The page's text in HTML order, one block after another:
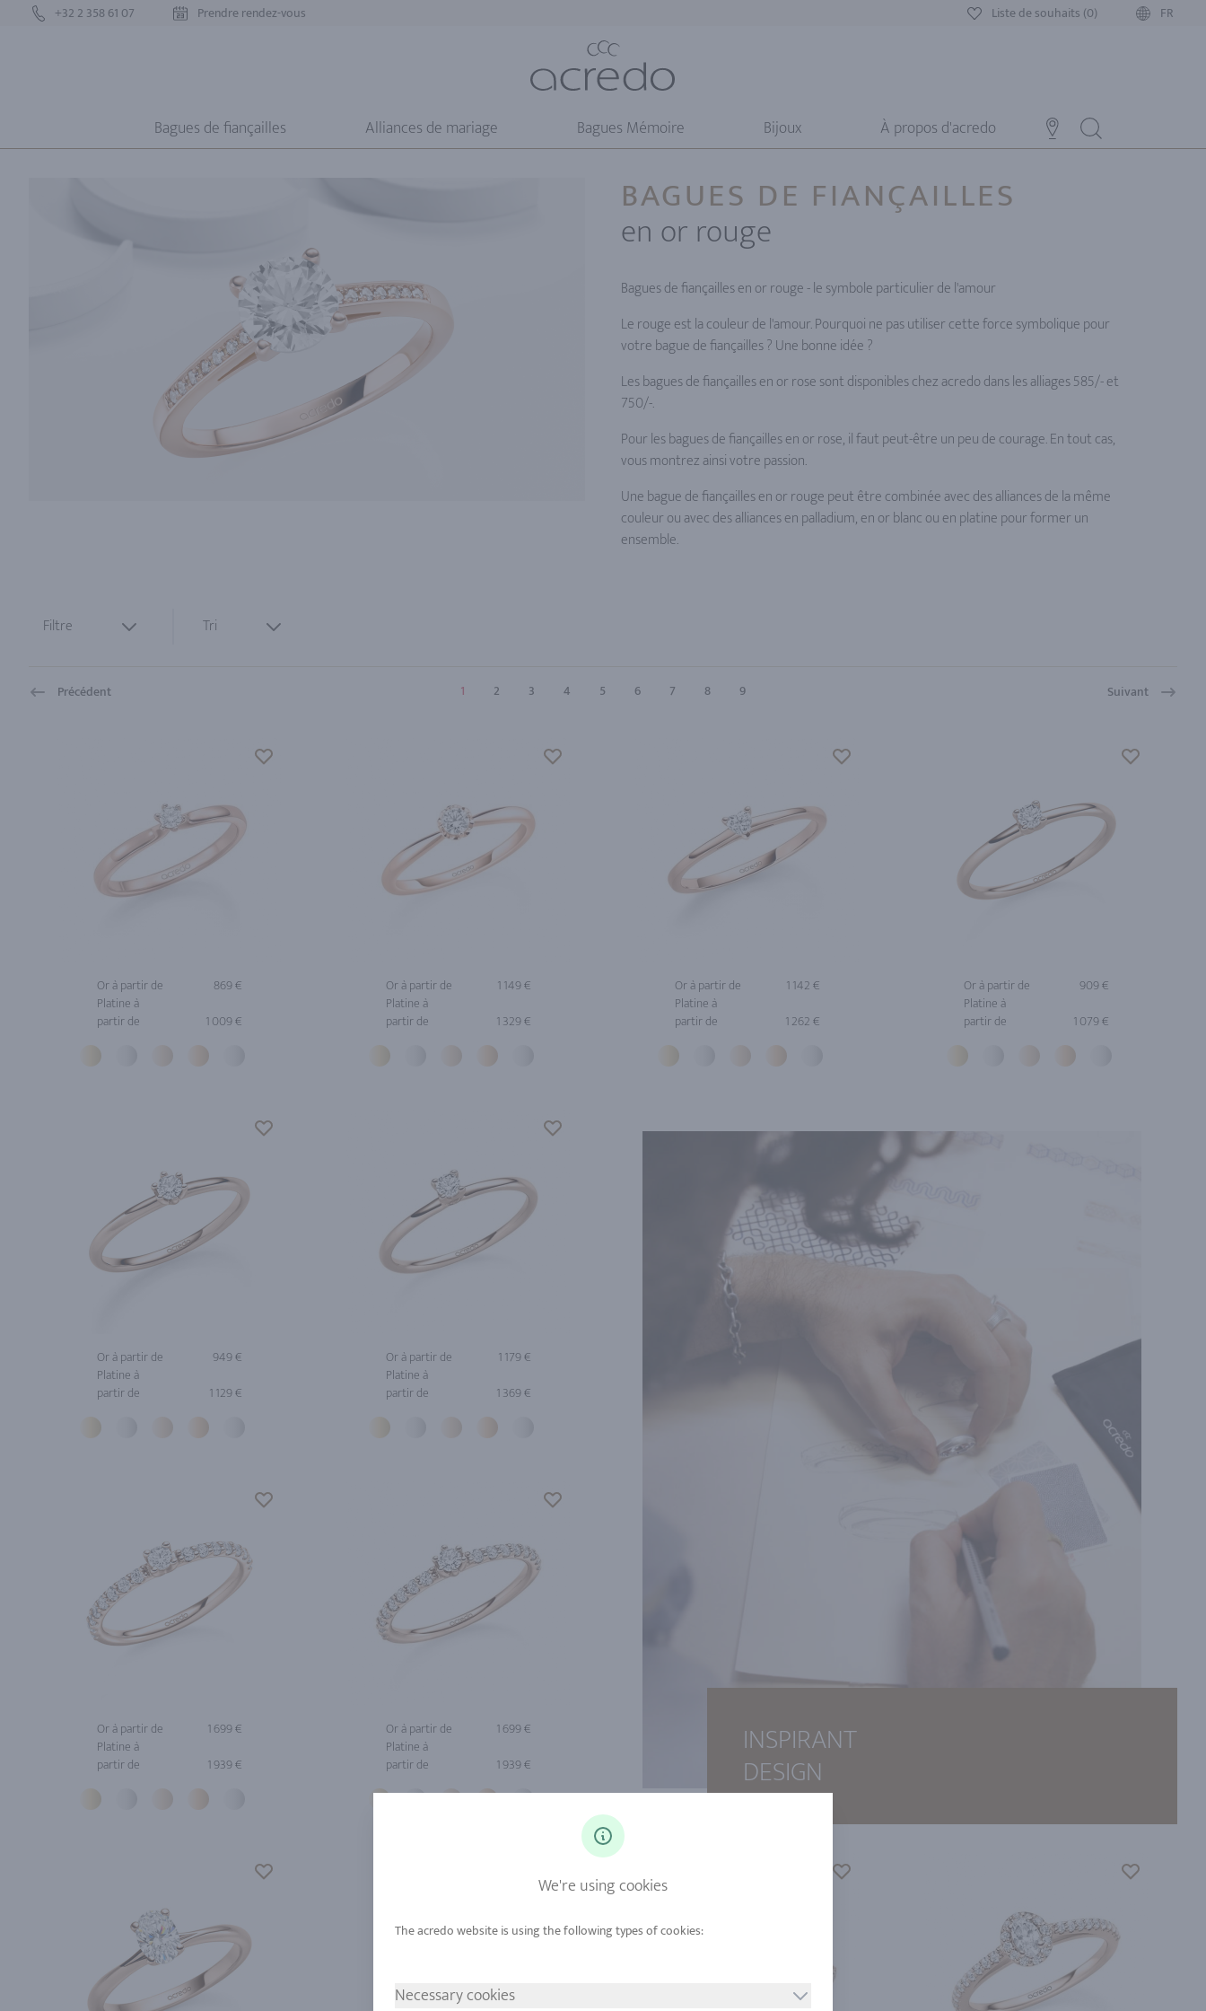
+32 2 358 61 07 Prendre rendez-vous Liste de souhaits (0) FR
Bagues de fiançailles Alliances de mariage Bagues Mémoire Bijoux À propos d'acredo
BAGUES DE FIANÇAILLES
en or rouge
Bagues de fiançailles en or rouge - le symbole particulier de l'amour
Le rouge est la couleur de l'amour. Pourquoi ne pas utiliser cette force symbolique pour
votre bague de fiançailles ? Une bonne idée ?
Les bagues de fiançailles en or rose sont disponibles chez acredo dans les alliages 585/- et
750/-.
Pour les bagues de fiançailles en or rose, il faut peut-être un peu de courage. En tout cas,
vous montrez ainsi votre passion.
Une bague de fiançailles en or rouge peut être combinée avec des alliances de la même
couleur ou avec des alliances en palladium, en or blanc ou en platine pour former un
ensemble.
Filtre Tri
Précédent 1 2 3 4 5 6 7 8 9 Suivant
Or à partir de
869 €
Platine à
partir de
1 009 €
Or à partir de
1 149 €
Platine à
partir de
1 329 €
Or à partir de
1 142 €
Platine à
partir de
1 262 €
Or à partir de
909 €
Platine à
partir de
1 079 €
Or à partir de
949 €
Platine à
partir de
1 129 €
Or à partir de
1 179 €
Platine à
partir de
1 369 €
INSPIRANT
DESIGN
Or à partir de
1 699 €
Platine à
partir de
1 939 €
Or à partir de
1 699 €
Platine à
partir de
1 939 €
We're using cookies
Necessary cookies